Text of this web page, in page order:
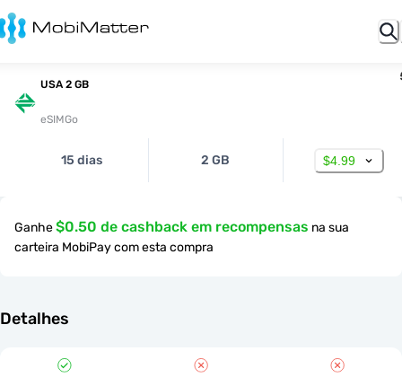
USA 2 GB
eSIMGo
15 dias 2 GB $4.99
Ganhe$0.50 de cashback em recompensas na sua
carteira MobiPay com esta compra
Detalhes